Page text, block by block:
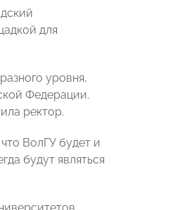
для
уровня,
Федерации.
ректор.
ВолГУ будет и
будут являться